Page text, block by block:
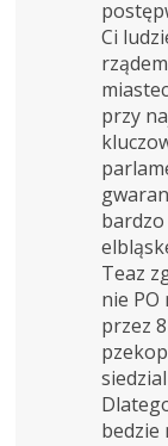
Ci
przy
Teaz
nie PO
przez
bedzie